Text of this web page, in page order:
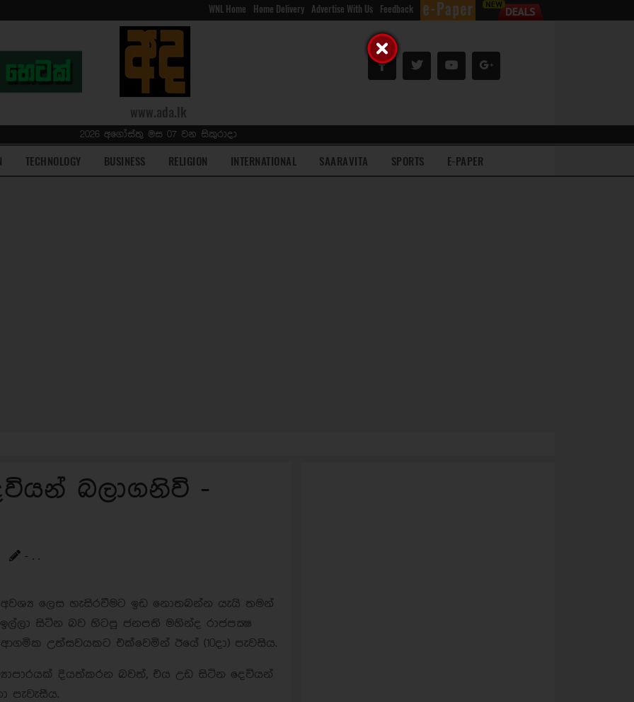
WNL Home Home Delivery Advertise With Us Feedback
www.ada.lk
2026 අගෝස්තු මස 07 වන සිකුරාදා
TECHNOLOGY BUSINESS RELIGION INTERNATIONAL SAARAVITA SPORTS E-PAPER
බලාගනිවි -
- . .
ලෙස හැසිරවීමට ඉඩ නොතබන්න යැයි තමන්
සිටින බව හිටපු ජනපති මහින්ද රාජපක්‍ෂ
උත්සවයකට එක්වෙමින් ඊයේ (10දා) පැවසිය.
දියත්කරන බවත්, එය උඩ සිටින දෙවියන්
පැවැසීය.